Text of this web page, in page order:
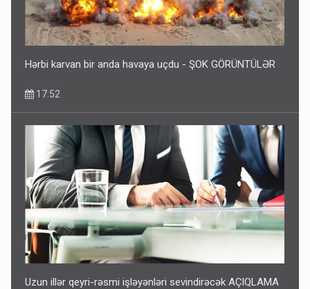
Hərbi karvan bir anda havaya uçdu - ŞOK GÖRÜNTÜLƏR
17:52
Uzun illər qeyri-rəsmi işləyənləri sevindirəcək AÇIQLAMA